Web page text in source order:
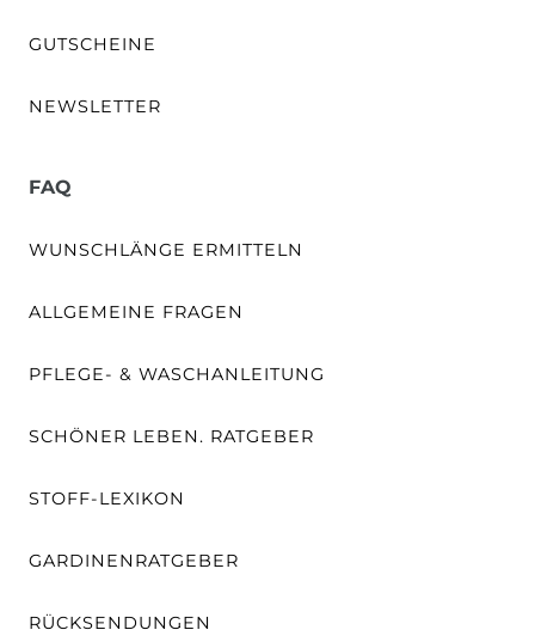
GUTSCHEINE
NEWSLETTER
FAQ
WUNSCHLÄNGE ERMITTELN
ALLGEMEINE FRAGEN
PFLEGE- & WASCHANLEITUNG
SCHÖNER LEBEN. RATGEBER
STOFF-LEXIKON
GARDINENRATGEBER
RÜCKSENDUNGEN